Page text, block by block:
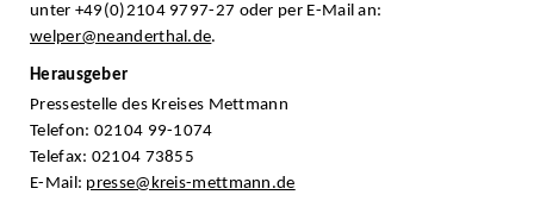
unter +49(0)2104 9797-27 oder per E-Mail an:
welper@neanderthal.de.
Herausgeber
Pressestelle des Kreises Mettmann
Telefon: 02104 99-1074
Telefax: 02104 73855
E-Mail: presse@kreis-mettmann.de